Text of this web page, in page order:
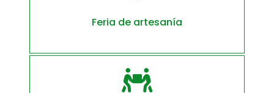
Feria de artesanía
